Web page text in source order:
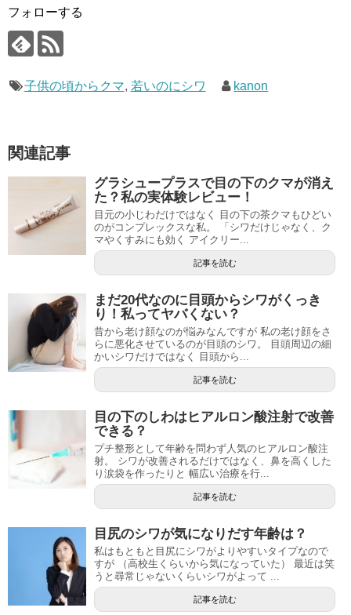
フォローする
子供の頃からクマ, 若いのにシワ kanon
関連記事
グラシュープラスで目の下のクマが消え
た？私の実体験レビュー！
目元の小じわだけではなく 目の下の茶クマもひどい
のがコンプレックスな私。 「シワだけじゃなく、ク
マやくすみにも効く アイクリー...
記事を読む
まだ20代なのに目頭からシワがくっき
り！私ってヤバくない？
昔から老け顔なのが悩みなんですが 私の老け顔をさ
らに悪化させているのが目頭のシワ。 目頭周辺の細
かいシワだけではなく 目頭から...
記事を読む
目の下のしわはヒアルロン酸注射で改善
できる？
プチ整形として年齢を問わず人気のヒアルロン酸注
射。 シワが改善されるだけではなく、鼻を高くした
り涙袋を作ったりと 幅広い治療を行...
記事を読む
目尻のシワが気になりだす年齢は？
私はもともと目尻にシワがよりやすいタイプなので
すが （高校生くらいから気になっていた） 最近は笑
うと尋常じゃないくらいシワがよって ...
記事を読む